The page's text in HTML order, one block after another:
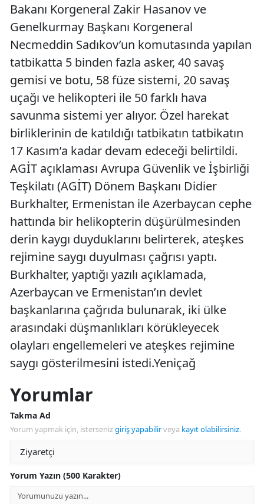
Bakanı Korgeneral Zakir Hasanov ve
Genelkurmay Başkanı Korgeneral
Necmeddin Sadıkov’un komutasında yapılan
tatbikatta 5 binden fazla asker, 40 savaş
gemisi ve botu, 58 füze sistemi, 20 savaş
uçağı ve helikopteri ile 50 farklı hava
savunma sistemi yer alıyor. Özel harekat
birliklerinin de katıldığı tatbikatın tatbikatın
17 Kasım’a kadar devam edeceği belirtildi.
AGİT açıklaması Avrupa Güvenlik ve İşbirliği
Teşkilatı (AGİT) Dönem Başkanı Didier
Burkhalter, Ermenistan ile Azerbaycan cephe
hattında bir helikopterin düşürülmesinden
derin kaygı duyduklarını belirterek, ateşkes
rejimine saygı duyulması çağrısı yaptı.
Burkhalter, yaptığı yazılı açıklamada,
Azerbaycan ve Ermenistan’ın devlet
başkanlarına çağrıda bulunarak, iki ülke
arasındaki düşmanlıkları körükleyecek
olayları engellemeleri ve ateşkes rejimine
saygı gösterilmesini istedi.Yeniçağ
Yorumlar
Takma Ad
Yorum yapmak için, istersenizgiriş yapabilirveya kayıt olabilirsiniz.
Yorum Yazın (500 Karakter)